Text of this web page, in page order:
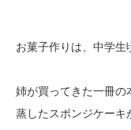
お菓子作りは、中学生
姉が買ってきた一冊の
蒸したスポンジケーキ